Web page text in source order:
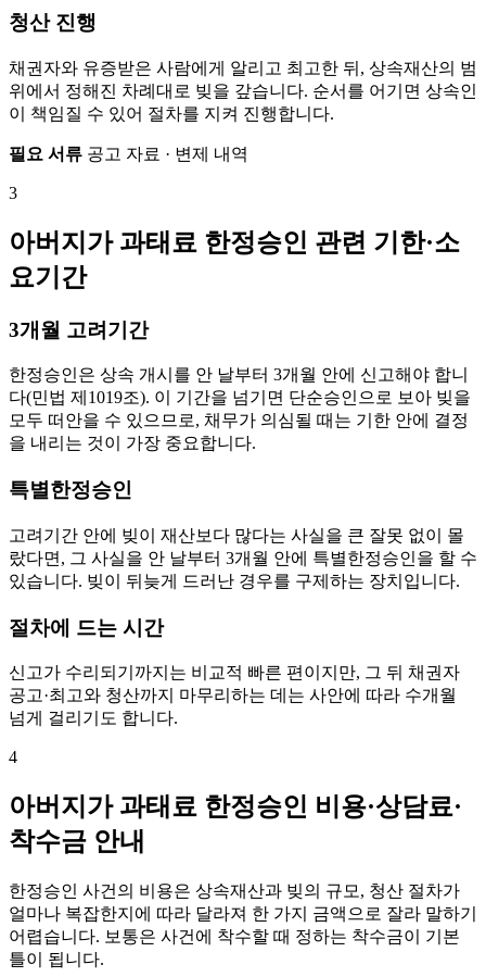
청산 진행
채권자와 유증받은 사람에게 알리고 최고한 뒤, 상속재산의 범
위에서 정해진 차례대로 빚을 갚습니다. 순서를 어기면 상속인
이 책임질 수 있어 절차를 지켜 진행합니다.
필요 서류 공고 자료 · 변제 내역
3
아버지가 과태료 한정승인 관련 기한·소
요기간
3개월 고려기간
한정승인은 상속 개시를 안 날부터 3개월 안에 신고해야 합니
다(민법 제1019조). 이 기간을 넘기면 단순승인으로 보아 빚을
모두 떠안을 수 있으므로, 채무가 의심될 때는 기한 안에 결정
을 내리는 것이 가장 중요합니다.
특별한정승인
고려기간 안에 빚이 재산보다 많다는 사실을 큰 잘못 없이 몰
랐다면, 그 사실을 안 날부터 3개월 안에 특별한정승인을 할 수
있습니다. 빚이 뒤늦게 드러난 경우를 구제하는 장치입니다.
절차에 드는 시간
신고가 수리되기까지는 비교적 빠른 편이지만, 그 뒤 채권자
공고·최고와 청산까지 마무리하는 데는 사안에 따라 수개월
넘게 걸리기도 합니다.
4
아버지가 과태료 한정승인 비용·상담료·
착수금 안내
한정승인 사건의 비용은 상속재산과 빚의 규모, 청산 절차가
얼마나 복잡한지에 따라 달라져 한 가지 금액으로 잘라 말하기
어렵습니다. 보통은 사건에 착수할 때 정하는 착수금이 기본
틀이 됩니다.